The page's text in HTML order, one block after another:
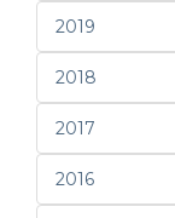
2019
2018
2017
2016